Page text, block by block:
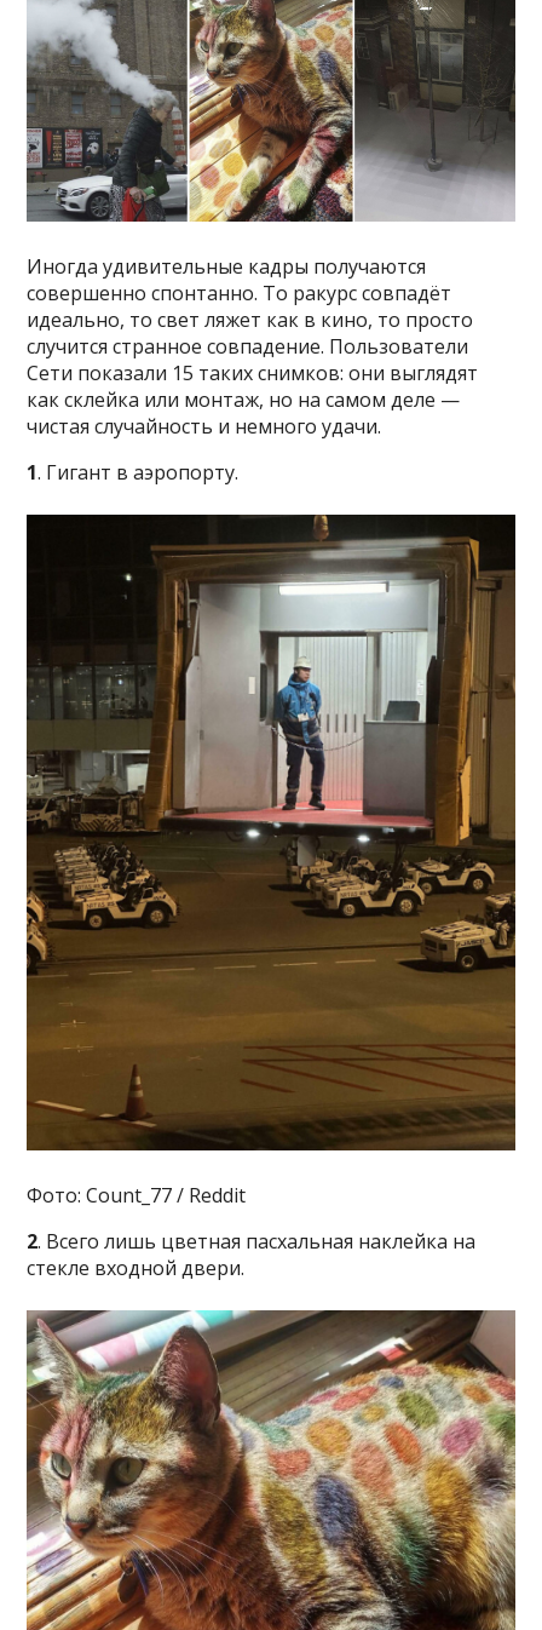
Иногда удивительные кадры получаются
совершенно спонтанно. То ракурс совпадёт
идеально, то свет ляжет как в кино, то просто
случится странное совпадение. Пользователи
Сети показали 15 таких снимков: они выглядят
как склейка или монтаж, но на самом деле —
чистая случайность и немного удачи.
1. Гигант в аэропорту.
Фото: Count_77 / Reddit
2. Всего лишь цветная пасхальная наклейка на
стекле входной двери.